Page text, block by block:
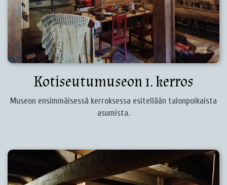
Kotiseutumuseon 1. kerros
Museon ensimmäisessä kerroksessa esitellään talonpoikaista
asumista.